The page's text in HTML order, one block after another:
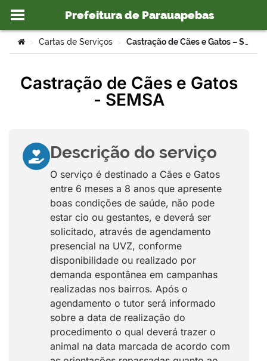
Ir para o conteúdo
Prefeitura de Parauapebas
Você está aqui:
> Cartas de Serviços > Castração de Cães e Gatos – SEMSA
Castração de Cães e Gatos
- SEMSA
Descrição do serviço
O serviço é destinado a Cães e Gatos
entre 6 meses a 8 anos que apresente
boas condições de saúde, não pode
estar cio ou gestantes, e deverá ser
solicitado, através de agendamento
presencial na UVZ, conforme
disponibilidade ou realizado por
demanda espontânea em campanhas
realizadas nos bairros. Após o
agendamento o tutor será informado
sobre a data de realização do
procedimento o qual deverá trazer o
animal na data marcada de acordo com